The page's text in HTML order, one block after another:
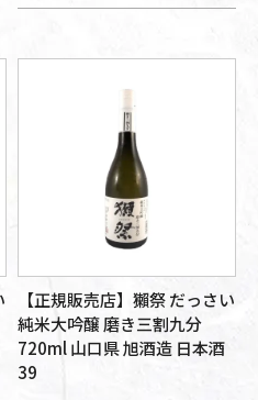
【正規販売店】獺祭 だっさい
純米大吟醸 磨き三割九分
720ml 山口県 旭酒造 日本酒
39